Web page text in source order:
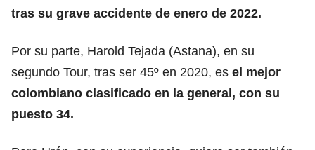
tras su grave accidente de enero de 2022.
Por su parte, Harold Tejada (Astana), en su
segundo Tour, tras ser 45º en 2020, es el mejor
colombiano clasificado en la general, con su
puesto 34.